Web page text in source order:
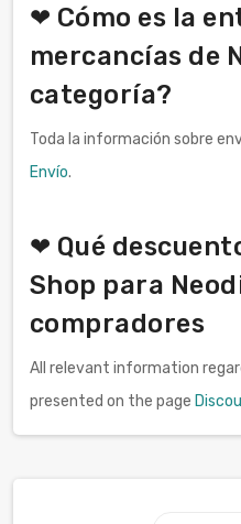
❤ Cómo es la
mercancías de
categoría?
Toda la información sobre
Envío.
❤ Qué
Shop para
compradores
All relevant information
presented on the page